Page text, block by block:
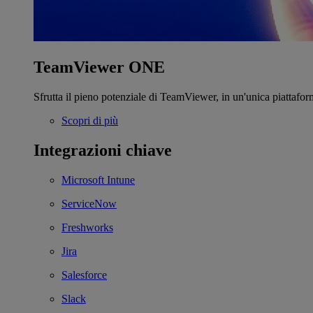
TeamViewer ONE
Sfrutta il pieno potenziale di TeamViewer, in un'unica
Scopri di più
Integrazioni chiave
Microsoft Intune
ServiceNow
Freshworks
Jira
Salesforce
Slack